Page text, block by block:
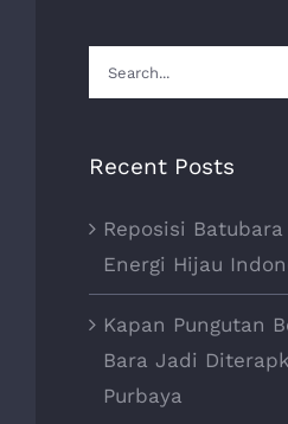
Search
for:
Recent Posts
Reposisi
Energi Hijau
Kapan Pungutan
Bara Jadi
Purbaya